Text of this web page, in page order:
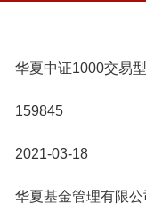
华夏中证1000交易
159845
2021-03-18
华夏基金管理有限公